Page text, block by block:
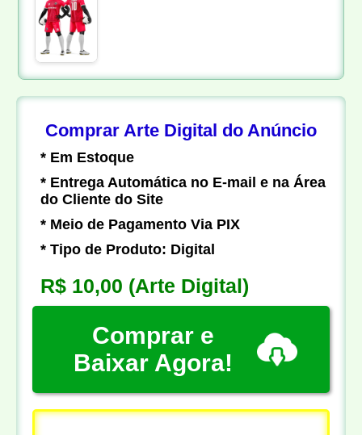
Comprar Arte Digital do Anúncio
* Em Estoque
* Entrega Automática no E-mail e na Área
do Cliente do Site
* Meio de Pagamento Via PIX
* Tipo de Produto: Digital
R$ 10,00 (Arte Digital)
Comprar e
Baixar Agora!